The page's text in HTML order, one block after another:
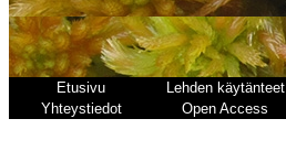
Etusivu Lehden käytänteet
Yhteystiedot
Open Access